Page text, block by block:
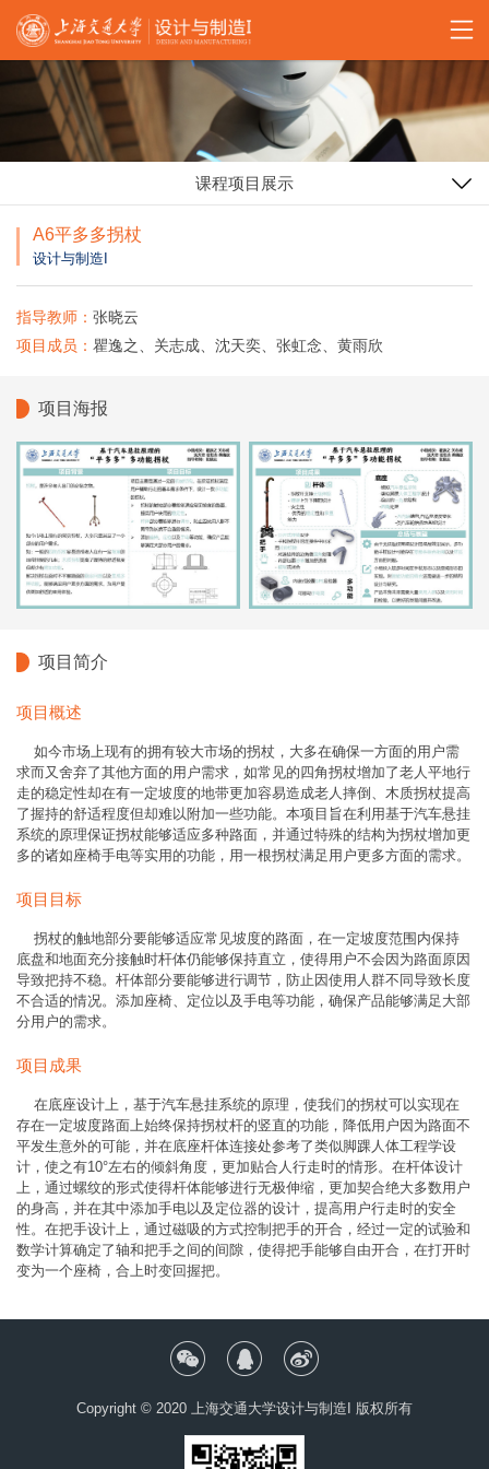
课程项目展示
A6平多多拐杖
设计与制造I
指导教师： 张晓云
项目成员： 瞿逸之、关志成、沈天奕、张虹念、黄雨欣
项目海报
项目简介
项目概述
如今市场上现有的拥有较大市场的拐杖，大多在确保一方面的用户需
求而又舍弃了其他方面的用户需求，如常见的四角拐杖增加了老人平地行
走的稳定性却在有一定坡度的地带更加容易造成老人摔倒、木质拐杖提高
了握持的舒适程度但却难以附加一些功能。本项目旨在利用基于汽车悬挂
系统的原理保证拐杖能够适应多种路面，并通过特殊的结构为拐杖增加更
多的诸如座椅手电等实用的功能，用一根拐杖满足用户更多方面的需求。
项目目标
拐杖的触地部分要能够适应常见坡度的路面，在一定坡度范围内保持
底盘和地面充分接触时杆体仍能够保持直立，使得用户不会因为路面原因
导致把持不稳。杆体部分要能够进行调节，防止因使用人群不同导致长度
不合适的情况。添加座椅、定位以及手电等功能，确保产品能够满足大部
分用户的需求。
项目成果
在底座设计上，基于汽车悬挂系统的原理，使我们的拐杖可以实现在
存在一定坡度路面上始终保持拐杖杆的竖直的功能，降低用户因为路面不
平发生意外的可能，并在底座杆体连接处参考了类似脚踝人体工程学设
计，使之有10°左右的倾斜角度，更加贴合人行走时的情形。在杆体设计
上，通过螺纹的形式使得杆体能够进行无极伸缩，更加契合绝大多数用户
的身高，并在其中添加手电以及定位器的设计，提高用户行走时的安全
性。在把手设计上，通过磁吸的方式控制把手的开合，经过一定的试验和
数学计算确定了轴和把手之间的间隙，使得把手能够自由开合，在打开时
变为一个座椅，合上时变回握把。
Copyright © 2020 上海交通大学设计与制造I 版权所有